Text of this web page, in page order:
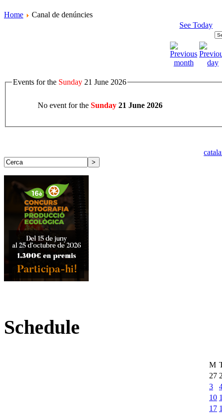
Home
Canal de denúncies
See Today
Events for the Sunday 21 June 2026
No event for the Sunday 21 June 2026
Schedule
M
27
3
10
17